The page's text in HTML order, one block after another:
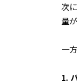
次
量
一
1.